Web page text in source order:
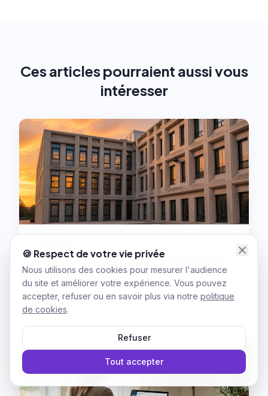
Ces articles pourraient aussi vous
intéresser
Piloter votre stratégie RSE : performance
et impact en 2026
Découvrez comment transformer vos obligations
réglementaires en opportunités de croissance
matérialité et les outils digitaux adaptés.
🍪 Respect de votre vie privée
Nous utilisons des cookies pour mesurer l'audience
du site et améliorer votre expérience. Vous pouvez
accepter, refuser ou en savoir plus via notre politique
de cookies.
Refuser
Tout accepter